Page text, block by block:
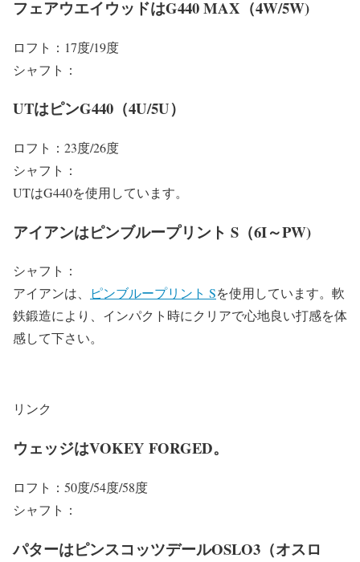
フェアウエイウッドはG440 MAX（4W/5W)
ロフト：17度/19度
シャフト：
UTはピンG440（4U/5U）
ロフト：23度/26度
シャフト：
UTはG440を使用しています。
アイアンはピンブループリント S（6I～PW)
シャフト：
アイアンは、
ピンブループリント Sを使用しています。軟
鉄鍛造により、インパクト時にクリアで心地良い打感を体
感して下さい。
リンク
ウェッジはVOKEY FORGED。
ロフト：50度/54度/58度
シャフト：
パターはピンスコッツデールOSLO3（オスロ